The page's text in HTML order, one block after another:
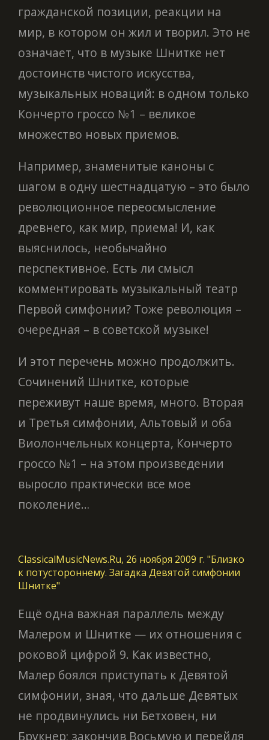
гражданской позиции, реакции на
мир, в котором он жил и творил. Это не
означает, что в музыке Шнитке нет
достоинств чистого искусства,
музыкальных новаций: в одном только
Кончерто гроссо №1 – великое
множество новых приемов.
Например, знаменитые каноны с
шагом в одну шестнадцатую – это было
революционное переосмысление
древнего, как мир, приема! И, как
выяснилось, необычайно
перспективное. Есть ли смысл
комментировать музыкальный театр
Первой симфонии? Тоже революция –
очередная – в советской музыке!
И этот перечень можно продолжить.
Сочинений Шнитке, которые
переживут наше время, много. Вторая
и Третья симфонии, Альтовый и оба
Виолончельных концерта, Кончерто
гроссо №1 – на этом произведении
выросло практически все мое
поколение…
ClassicalMusicNews.Ru, 26 ноября 2009 г. "Близко
к потустороннему. Загадка Девятой симфонии
Шнитке"
Ещё одна важная параллель между
Малером и Шнитке — их отношения с
роковой цифрой 9. Как известно,
Малер боялся приступать к Девятой
симфонии, зная, что дальше Девятых
не продвинулись ни Бетховен, ни
Брукнер; закончив Восьмую и перейдя